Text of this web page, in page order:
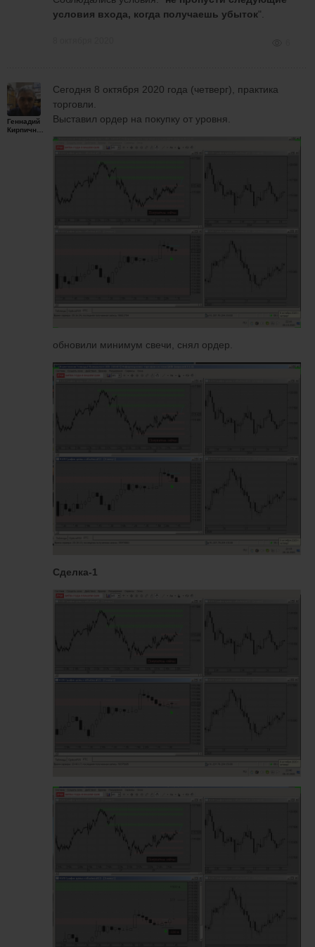
условия входа, когда получаешь убыток".
Геннадий
Сегодня 8 октября 2020 года (четверг), практика
торговли.
Выставил ордер на покупку от уровня.
обновили минимум свечи, снял ордер.
Сделка-1